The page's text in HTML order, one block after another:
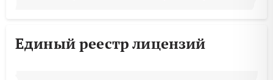
Единый реестр лицензий